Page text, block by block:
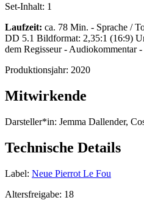
Set-Inhalt: 1
Laufzeit: ca. 78 Min. - Sprache /
DD 5.1 Bildformat: 2,35:1 (16:9)
dem Regisseur - Audiokommentar
Produktionsjahr: 2020
Mitwirkende
Darsteller*in: Jemma Dallender,
Technische Details
Label: Neue Pierrot Le Fou
Altersfreigabe: 18